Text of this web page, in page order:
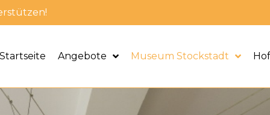
Startseite Angebote Museum Stockstadt